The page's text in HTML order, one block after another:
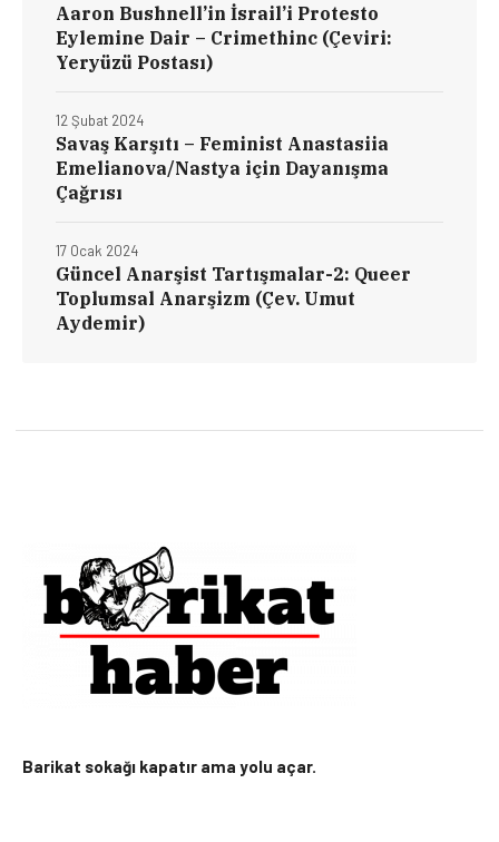
Aaron Bushnell’in İsrail’i Protesto
Eylemine Dair – Crimethinc (Çeviri:
Yeryüzü Postası)
Savaş Karşıtı – Feminist Anastasiia
Emelianova/Nastya için Dayanışma
Çağrısı
12 Şubat 2024
Güncel Anarşist Tartışmalar-2: Queer
Toplumsal Anarşizm (Çev. Umut
Aydemir)
17 Ocak 2024
Barikat sokağı kapatır ama yolu açar.